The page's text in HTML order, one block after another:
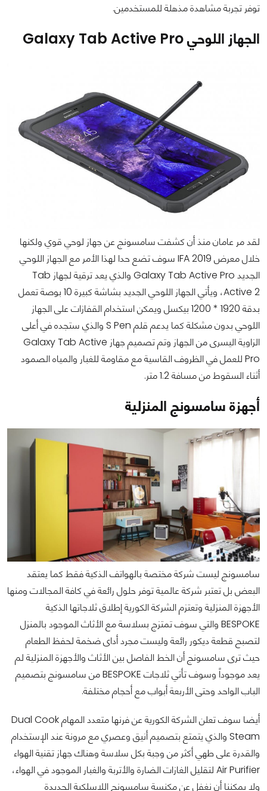
توفر تجربة مشاهدة مذهلة للمستخدمين.
الجهاز اللوحي Galaxy Tab Active Pro
لقد مر عامان منذ أن كشفت سامسونج عن جهاز لوحي قوي ولكنها
خلال معرض IFA 2019 سوف تضع حدا لهذا الأمر مع الجهاز اللوحي
الجديد Galaxy Tab Active Pro والذي يعد ترقية لجهاز Tab
Active 2، ويأتي الجهاز اللوحي الجديد بشاشة كبيرة 10 بوصة تعمل
بدقة 1920 * 1200 بيكسل ويمكن استخدام القفازات على الجهاز
اللوحي بدون مشكلة كما يدعم قلم S Pen والذي ستجده في أعلى
الزاوية اليسرى من الجهاز وتم تصميم جهاز Galaxy Tab Active
Pro للعمل في الظروف القاسية مع مقاومة للغبار والمياه الصمود
أثناء السقوط من مسافة 1.2 متر.
أجهزة سامسونج المنزلية
سامسونج ليست شركة مختصة بالهواتف الذكية فقط كما يعتقد
البعض بل تعتبر شركة عالمية توفر حلول رائعة في كافة المجالات ومنها
الأجهزة المنزلية وتعتزم الشركة الكورية إطلاق ثلاجاتها الذكية
BESPOKE والتي سوف تمتزج بسلاسة مع الأثاث الموجود بالمنزل
لتصبح قطعة ديكور رائعة وليست مجرد أداى ضخمة لحفظ الطعام
حيث ترى سامسونج أن الخط الفاصل بين الأثاث والأجهزة المنزلية لم
يعد موجوداً وسوف تأتي ثلاجات BESPOKE من سامسونج بتصميم
الباب الواحد وحتى الأربعة أبواب مع أحجام مختلفة.
أيضا سوف تعلن الشركة الكورية عن فرنها متعدد المهام Dual Cook
Steam والذي يتمتع بتصميم أنيق وعصري مع مرونة عند الإستخدام
والقدرة على طهي أكثر من وجبة بكل سلاسة وهناك جهاز تقنية الهواء
Air Purifier لتقليل الغازات الضارة والأتربة والغبار الموجود في الهواء،
ولا يمكننا أن نغفل عن مكنسة سامسونج اللاسلكية الجديدة